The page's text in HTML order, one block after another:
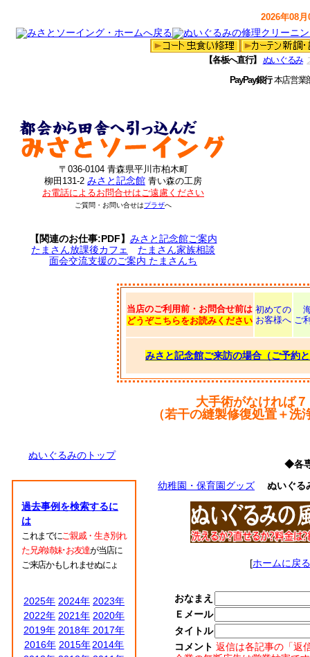
2026年08
【各板へ直行】 ぬいぐるみ
PayPay銀行本店営
〒036-0104 青森県平川市柏木町
柳田131-2 みさと記念館 青い森の工房
お電話によるお問合せはご遠慮ください
ご質問・お問い合せはプラザへ
【関連のお仕事:PDF】 みさと記念館ご案内
たまさん放課後カフェ
たまさん家族相談
面会交流支援のご案内 たまさんち
当店のご利用前・お問合せ前は
どうぞこちらをお読みください
初めての
お客様へ ご
みさと記念館ご来訪の場合（ご予約
大手術がなければ
（若干の縫製修復処置＋
ぬいぐるみのトップ
過去事例を検索するに
は
これまでにご親戚・生き別れ
た兄弟姉妹･お友達が当店に
ご来店かもしれませぬにょ
2025年 2024年 2023年
2022年 2021年 2020年
2019年 2018年 2017年
2016年 2015年 2014年
◆各
幼稚園・保育園グッズ
ぬいぐる
[ホームに戻る
おなまえ
Ｅメール
タイトル
コメント 返信は各記事の「返